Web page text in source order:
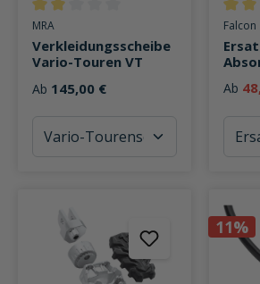
Durchschnittliche Bewertung von 2 von
MRA
Verkleidungsscheibe
Vario-Touren VT
Ab 145,00 €
Falcon
Ab
11%